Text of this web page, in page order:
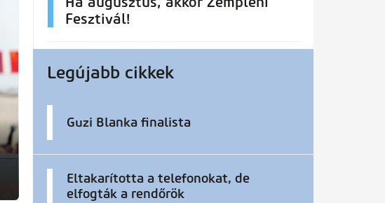
Fesztivál!
Legújabb cikkek
Guzi Blanka finalista
Eltakarította a telefonokat, de
elfogták a rendőrök